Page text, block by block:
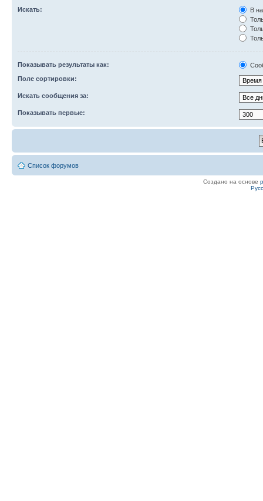
Искать:
В
Показывать результаты как:
Поле сортировки:
Искать сообщения за:
Показывать первые:
Список форумов
Создано на основе